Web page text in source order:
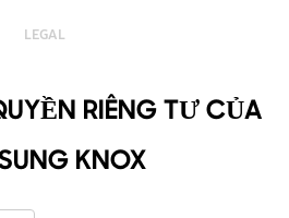
LEGAL
RIÊNG TƯ CỦA
KNOX